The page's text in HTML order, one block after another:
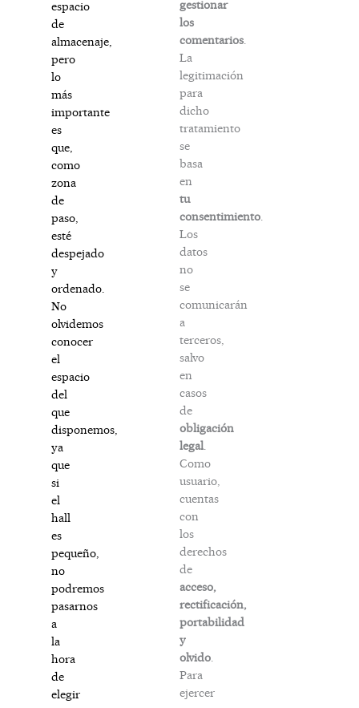
espacio
de
almacenaje,
pero
lo
más
importante
es
que,
como
zona
de
paso,
esté
despejado
y
ordenado.
No
olvidemos
conocer
el
espacio
del
que
disponemos,
ya
que
si
el
hall
es
pequeño,
no
podremos
pasarnos
a
la
hora
de
elegir
gestionar
los
comentarios.
La
legitimación
para
dicho
tratamiento
se
basa
en
tu
consentimiento.
Los
datos
no
se
comunicarán
a
terceros,
salvo
en
casos
de
obligación
legal.
Como
usuario,
cuentas
con
los
derechos
de
acceso,
rectificación,
portabilidad
y
olvido.
Para
ejercer